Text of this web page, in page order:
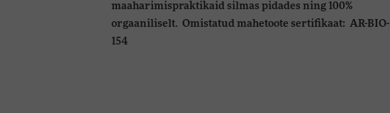
maaharimispraktikaid silmas pidades ning 100%
orgaaniliselt. Omistatud mahetoote sertifikaat: AR-BIO-
154